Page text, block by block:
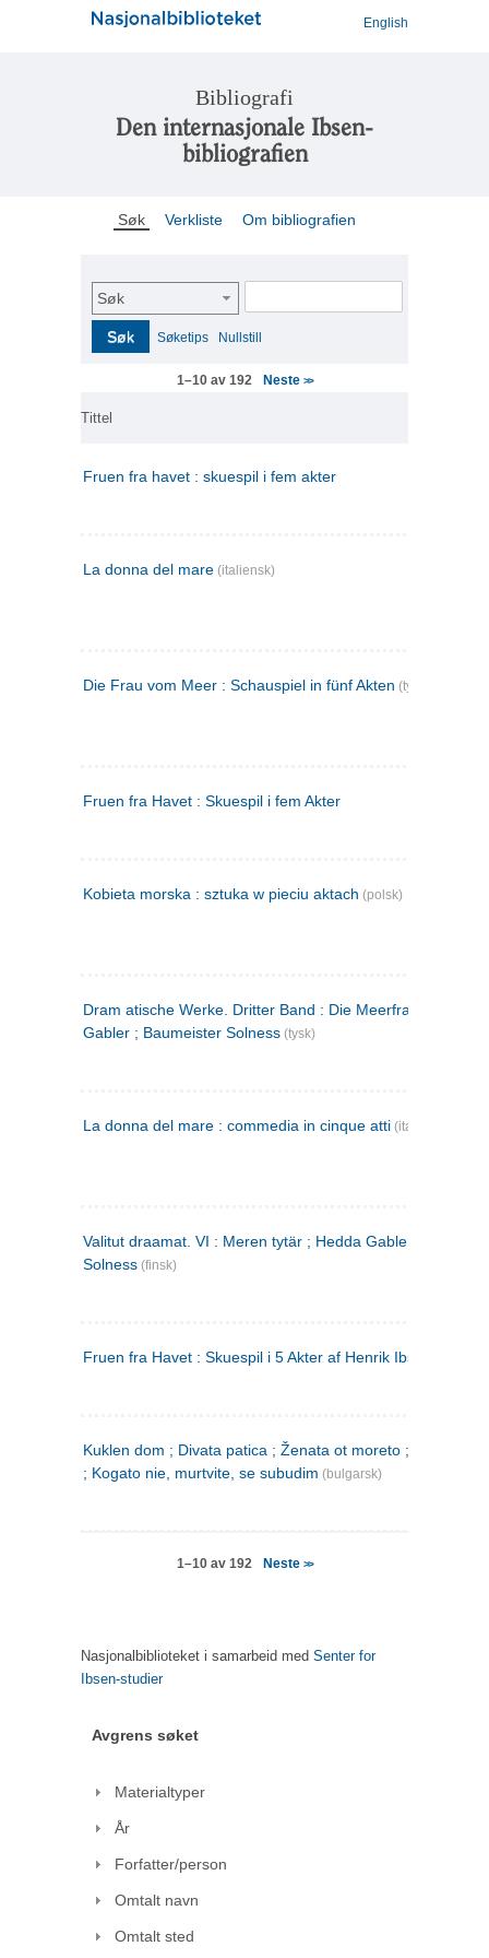
English
Bibliografi
Den internasjonale Ibsen-
bibliografien
Søk Verkliste Om bibliografien
Søk
Søk Søketips Nullstill
1–10 av 192 Neste >>
Tittel
Fruen fra havet : skuespil i fem akter
La donna del mare (italiensk)
Die Frau vom Meer : Schauspiel in fünf Akten (tysk)
Fruen fra Havet : Skuespil i fem Akter
Kobieta morska : sztuka w pieciu aktach (polsk)
Dram atische Werke. Dritter Band : Die Meerfrau ; Hedda
Gabler ; Baumeister Solness (tysk)
La donna del mare : commedia in cinque atti (italiensk)
Valitut draamat. VI : Meren tytär ; Hedda Gabler ;
Solness (finsk)
Fruen fra Havet : Skuespil i 5 Akter af Henrik Ibsen
Kuklen dom ; Divata patica ; Ženata ot moreto ; Malkijat
; Kogato nie, murtvite, se subudim (bulgarsk)
1–10 av 192 Neste >>
Nasjonalbiblioteket i samarbeid med Senter for
Ibsen-studier
Avgrens søket
Materialtyper
År
Forfatter/person
Omtalt navn
Omtalt sted